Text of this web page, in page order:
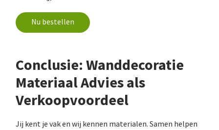
Nu bestellen
Conclusie: Wanddecoratie
Materiaal Advies als
Verkoopvoordeel
Jij kent je vak en wij kennen materialen. Samen helpen